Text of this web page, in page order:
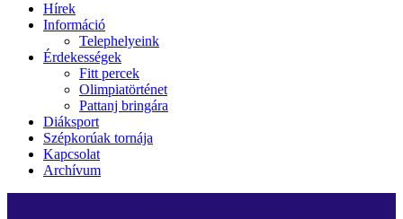
Hírek
Információ
Telephelyeink
Érdekességek
Fitt percek
Olimpiatörténet
Pattanj bringára
Diáksport
Szépkorúak tornája
Kapcsolat
Archívum